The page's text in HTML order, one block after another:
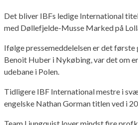
Det bliver IBFs ledige International
med Døllefjelde-Musse Marked på
Ifølge pressemeddelelsen er det
Benoit Huber i Nykøbing, var det om
udebane i Polen.
Tidligere IBF International mestre i
engelske Nathan Gorman titlen ved i